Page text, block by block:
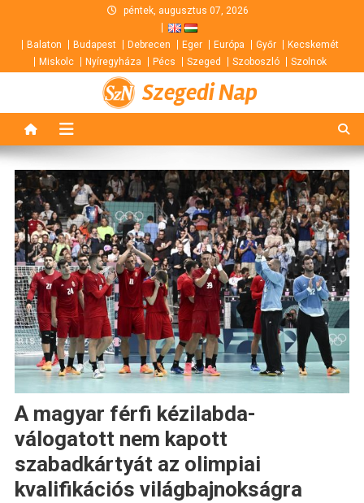
content
péntek, augusztus 07, 2026
Balaton Budapest Debrecen Eger Európa Győr
Kecskemét
Miskolc
Nyíregyháza Pécs Szeged Szoboszló Szolnok
Szegedi Nap
A magyar férfi kézilabda-
válogatott nem kapott
szabadkártyát az olimpiai
kvalifikációs világbajnokságra